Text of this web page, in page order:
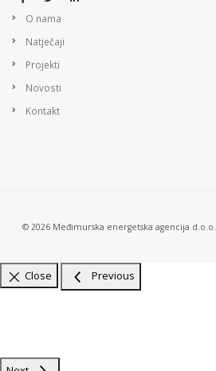
O nama
Natječaji
Projekti
Novosti
Kontakt
© 2026 Međimurska energetska agencija d.o.o.
Close Previous